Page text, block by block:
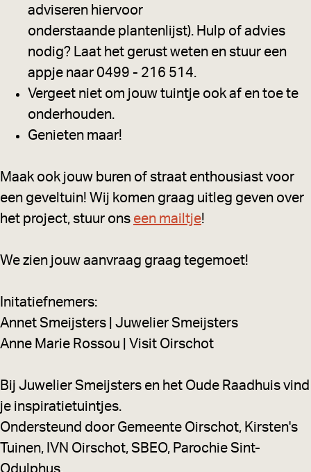
adviseren hiervoor
onderstaande plantenlijst). Hulp of advies
nodig? Laat het gerust weten en stuur een
appje naar 0499 - 216 514.
Vergeet niet om jouw tuintje ook af en toe te
onderhouden.
Genieten maar!
Maak ook jouw buren of straat enthousiast voor
een geveltuin! Wij komen graag uitleg geven over
het project, stuur ons een mailtje!
We zien jouw aanvraag graag tegemoet!
Initatiefnemers:
Annet Smeijsters | Juwelier Smeijsters
Anne Marie Rossou | Visit Oirschot
Bij Juwelier Smeijsters en het Oude Raadhuis vind
je inspiratietuintjes.
Ondersteund door Gemeente Oirschot, Kirsten's
Tuinen, IVN Oirschot, SBEO, Parochie Sint-
Odulphus.